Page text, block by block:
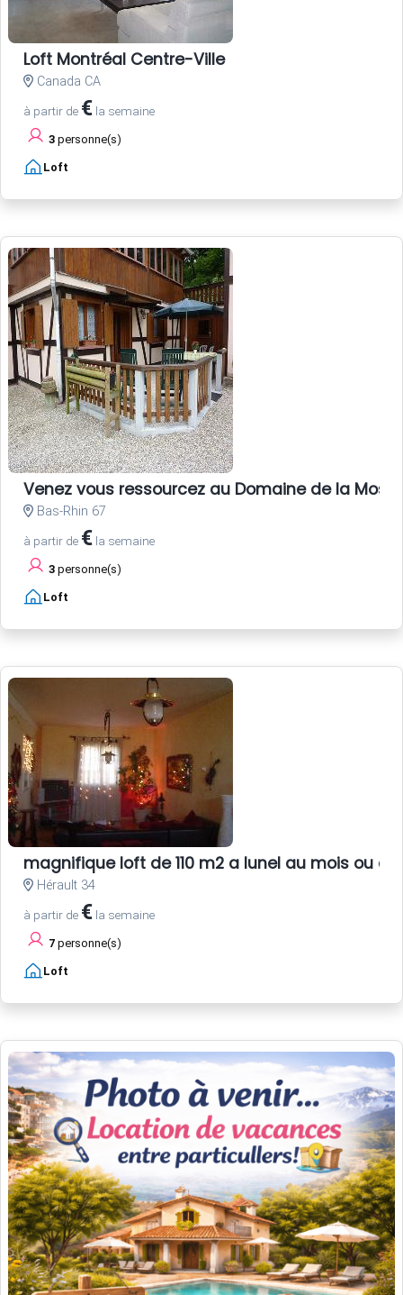
Loft Montréal Centre-Ville
Canada CA
à partir de € la semaine
3 personne(s)
Loft
Venez vous ressourcez au Domaine de la
Bas-Rhin 67
à partir de € la semaine
3 personne(s)
Loft
magnifique loft de 110 m2 a lunel au mois ou
Hérault 34
à partir de € la semaine
7 personne(s)
Loft